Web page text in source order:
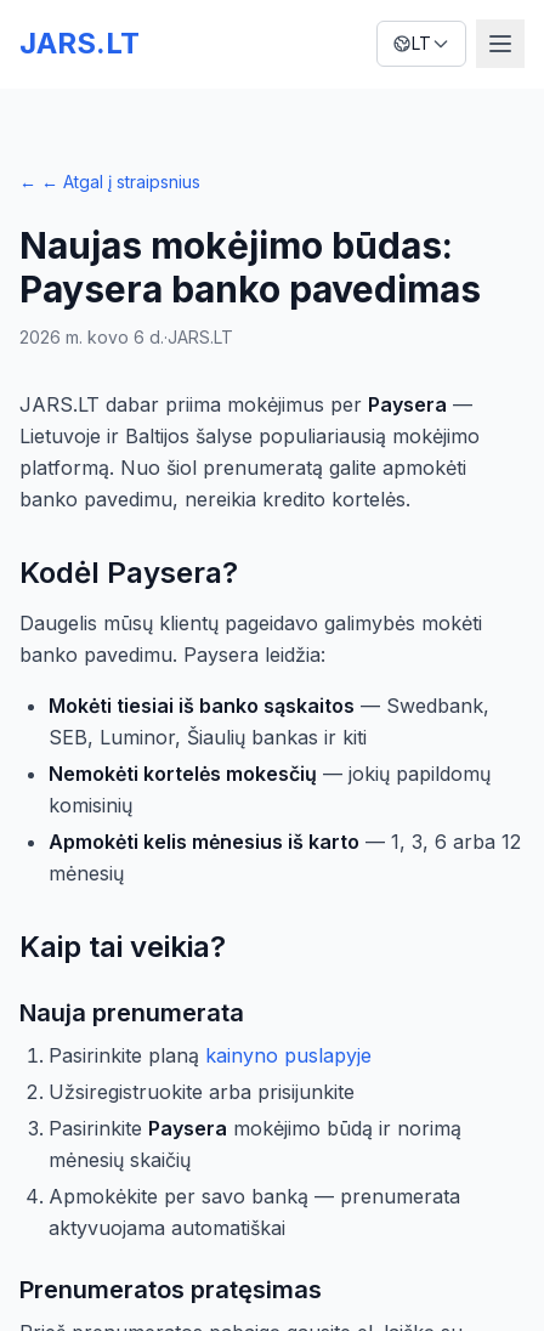
JARS.LT LT
← ← Atgal į straipsnius
Naujas mokėjimo būdas:
Paysera banko pavedimas
2026 m. kovo 6 d.·JARS.LT
JARS.LT dabar priima mokėjimus per Paysera —
Lietuvoje ir Baltijos šalyse populiariausią mokėjimo
platformą. Nuo šiol prenumeratą galite apmokėti
banko pavedimu, nereikia kredito kortelės.
Kodėl Paysera?
Daugelis mūsų klientų pageidavo galimybės mokėti
banko pavedimu. Paysera leidžia:
Mokėti tiesiai iš banko sąskaitos — Swedbank,
SEB, Luminor, Šiaulių bankas ir kiti
Nemokėti kortelės mokesčių — jokių papildomų
komisinių
Apmokėti kelis mėnesius iš karto — 1, 3, 6 arba 12
mėnesių
Kaip tai veikia?
Nauja prenumerata
Pasirinkite planą kainyno puslapyje
Užsiregistruokite arba prisijunkite
Pasirinkite Paysera mokėjimo būdą ir norimą
mėnesių skaičių
Apmokėkite per savo banką — prenumerata
aktyvuojama automatiškai
Prenumeratos pratęsimas